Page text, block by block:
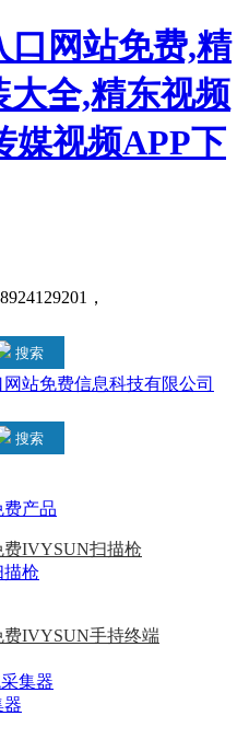
口网站免费,精
大全,精东视频
媒视频APP下
，
搜索
搜索
产品
IVYSUN扫描枪
描枪
IVYSUN手持终端
集器
器